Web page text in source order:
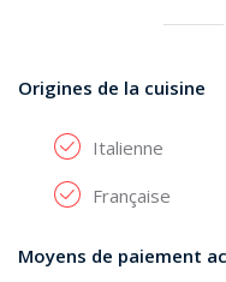
Origines de la cuisine
Italienne
Française
Moyens de paiement